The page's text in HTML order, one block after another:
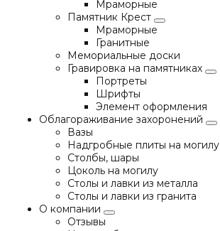
Мраморные
Памятник Крест
Мраморные
Гранитные
Мемориальные доски
Гравировка на памятниках
Портреты
Шрифты
Элемент оформления
Облагораживание захоронений
Вазы
Надгробные плиты на могилу
Столбы, шары
Цоколь на могилу
Столы и лавки из металла
Столы и лавки из гранита
О компании
Отзывы